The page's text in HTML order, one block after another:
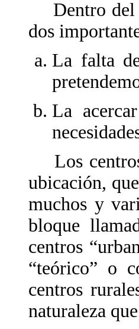
Dentro del
dos
La falta
La
Los centros
ubicación,
muchos y
bloque
centros
“teórico” o
centros
naturaleza